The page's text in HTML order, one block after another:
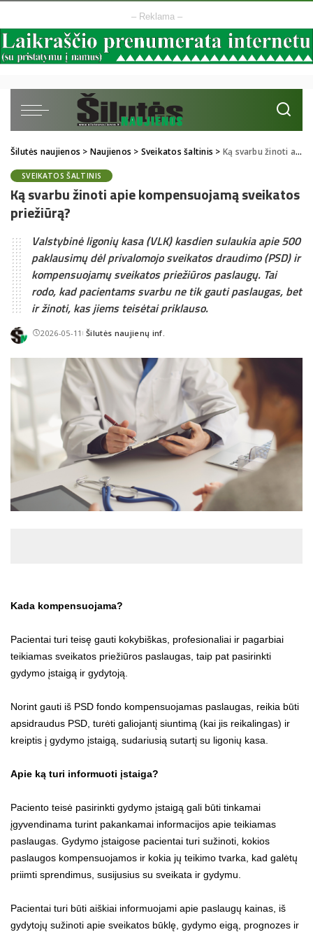
– Reklama –
Šilutės naujienos > Naujienos > Sveikatos šaltinis > Ką svarbu žinoti apie kompensuojamą sveikatos priežiūrą?
SVEIKATOS ŠALTINIS
Ką svarbu žinoti apie kompensuojamą sveikatos
priežiūrą?
Valstybinė ligonių kasa (VLK) kasdien sulaukia apie 500
paklausimų dėl privalomojo sveikatos draudimo (PSD) ir
kompensuojamų sveikatos priežiūros paslaugų. Tai
rodo, kad pacientams svarbu ne tik gauti paslaugas, bet
ir žinoti, kas jiems teisėtai priklauso.
2026-05-11 Posted
Šilutės naujienų inf.
Kada kompensuojama?
Pacientai turi teisę gauti kokybiškas, profesionaliai ir pagarbiai
teikiamas sveikatos priežiūros paslaugas, taip pat pasirinkti
gydymo įstaigą ir gydytoją.
Norint gauti iš PSD fondo kompensuojamas paslaugas, reikia būti
apsidraudus PSD, turėti galiojantį siuntimą (kai jis reikalingas) ir
kreiptis į gydymo įstaigą, sudariusią sutartį su ligonių kasa.
Apie ką turi informuoti įstaiga?
Paciento teisė pasirinkti gydymo įstaigą gali būti tinkamai
įgyvendinama turint pakankamai informacijos apie teikiamas
paslaugas. Gydymo įstaigose pacientai turi sužinoti, kokios
paslaugos kompensuojamos ir kokia jų teikimo tvarka, kad galėtų
priimti sprendimus, susijusius su sveikata ir gydymu.
Pacientai turi būti aiškiai informuojami apie paslaugų kainas, iš
gydytojų sužinoti apie sveikatos būklę, gydymo eigą, prognozes ir